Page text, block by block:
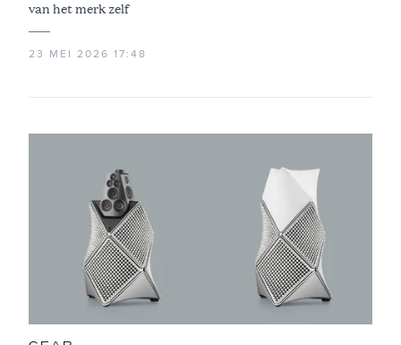
van het merk zelf
23 MEI 2026 17:48